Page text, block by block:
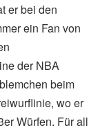
er bei den
ein Fan von
der NBA
beim
wo er
Würfen. Für all